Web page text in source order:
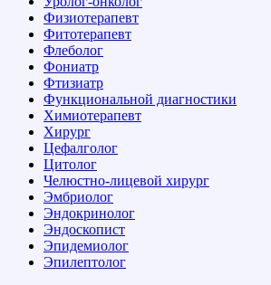
Физиотерапевт
Фитотерапевт
Флеболог
Фониатр
Фтизиатр
Функциональной диагностики
Химиотерапевт
Хирург
Цефалголог
Цитолог
Челюстно-лицевой хирург
Эмбриолог
Эндокринолог
Эндоскопист
Эпидемиолог
Эпилептолог